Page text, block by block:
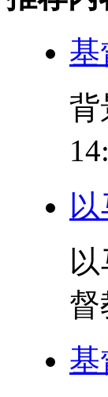
基
背
督
基